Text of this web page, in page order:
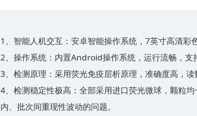
1、智能人机交互：安卓智能操作系统，7英寸高清彩
2、操作系统：内置Android操作系统，运行流畅，支
3、检测原理：采用荧光免疫层析原理，准确度高，读
4、检测稳定性极高：全部采用进口荧光微球，颗粒
内、批次间重现性波动的问题。